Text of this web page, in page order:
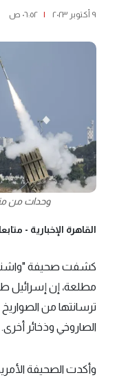
٩ أكتوبر ٢٠٢٣ | ٠٦:٥٢ ص
وحدات من
القاهرة الإخبارية -
كشفت صحيفة
مطلعة، إن إسرائيل
ترسانتها من الصواريخ
الصاروخي وذخائر أخرى.
وأكدت الصحيفة